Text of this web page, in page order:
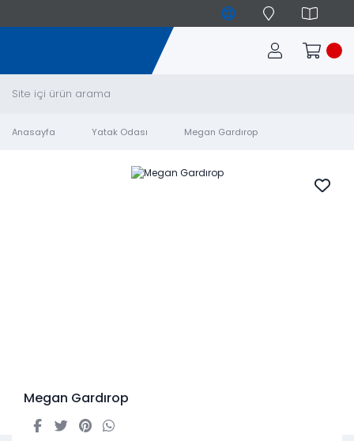
Anasayfa Yatak Odası Megan Gardırop
Megan Gardırop